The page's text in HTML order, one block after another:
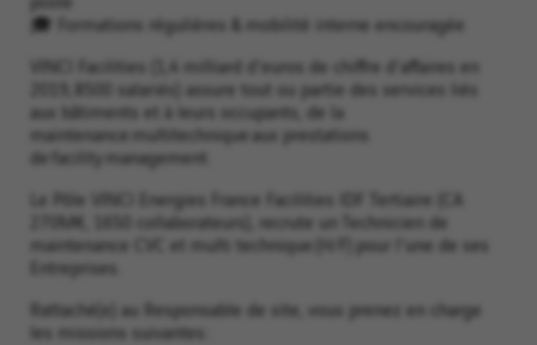
🎓 Formations régulières & mobilité interne encouragée
VINCI Facilities (1,4 milliard d'euros de chiffre d'affaires en
2019, 8500 salariés) assure tout ou partie des services liés
aux bâtiments et à leurs occupants, de la
maintenance multitechnique aux prestations
de facility management.
Le Pôle VINCI Energies France Facilities IDF Tertiaire (CA
270M€, 1650 collaborateurs), recrute un Technicien de
maintenance CVC et multi technique (H/F) pour l'une de ses
Entreprises.
Rattaché(e) au Responsable de site, vous prenez en charge
les missions suivantes :